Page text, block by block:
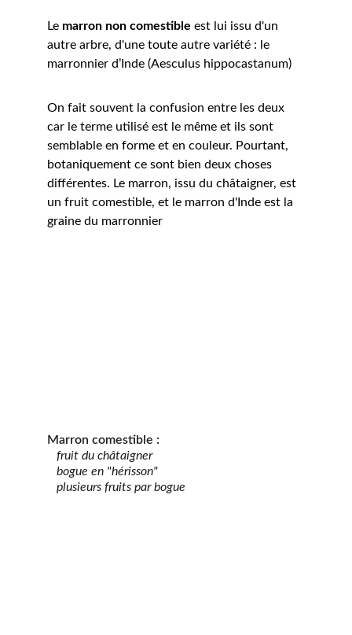
Le marron non comestible est lui issu d'un
autre arbre, d'une toute autre variété : le
marronnier d’Inde (Aesculus hippocastanum)
On fait souvent la confusion entre les deux
car le terme utilisé est le même et ils sont
semblable en forme et en couleur. Pourtant,
botaniquement ce sont bien deux choses
différentes. Le marron, issu du châtaigner, est
un fruit comestible, et le marron d'Inde est la
graine du marronnier
Marron comestible :
fruit du châtaigner
bogue en "hérisson"
plusieurs fruits par bogue